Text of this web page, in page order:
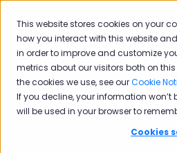
This website stores cookies on your
how you interact with this website
in order to improve and customize
metrics about our visitors both on
the cookies we use, see ourCookie
If you decline, your information won’t
will be used in your browser to
Cookies
Ürünler
Ürünler için alt
Sektörler